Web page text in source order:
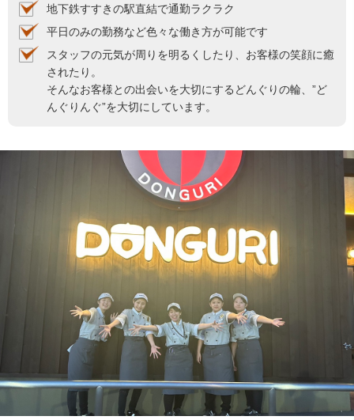
地下鉄すすきの駅直結で通勤ラクラク
平日のみの勤務など色々な働き方が可能です
スタッフの元気が周りを明るくしたり、お客様の笑顔に癒
されたり。
そんなお客様との出会いを大切にするどんぐりの輪、”ど
んぐりんぐ”を大切にしています。